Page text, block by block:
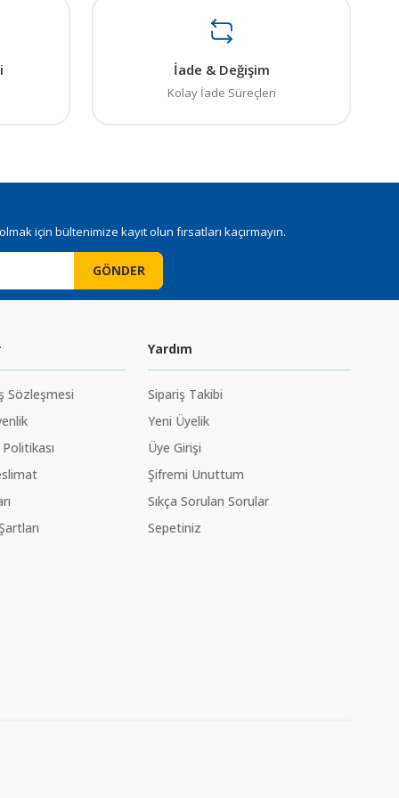
İade & Değişim
Kolay İade Süreçleri
için bültenimize kayıt olun fırsatları kaçırmayın.
GÖNDER
Sözleşmesi
Yardım
Sipariş Takibi
Yeni Üyelik
Üye Girişi
Şifremi Unuttum
Sıkça Sorulan Sorular
Sepetiniz